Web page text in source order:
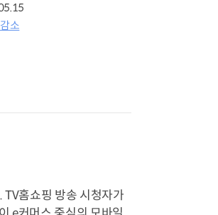
소
홈쇼핑 방송 시청자가